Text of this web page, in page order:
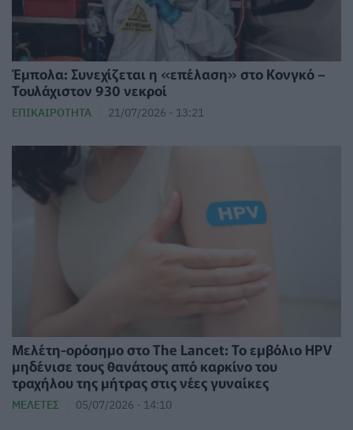
Έμπολα: Συνεχίζεται η «επέλαση» στο Κονγκό –
Τουλάχιστον 930 νεκροί
ΕΠΙΚΑΙΡΌΤΗΤΑ 21/07/2026 - 13:21
Μελέτη-ορόσημο στο The Lancet: Το εμβόλιο HPV
μηδένισε τους θανάτους από καρκίνο του
τραχήλου της μήτρας στις νέες γυναίκες
ΜΕΛΈΤΕΣ 05/07/2026 - 14:10